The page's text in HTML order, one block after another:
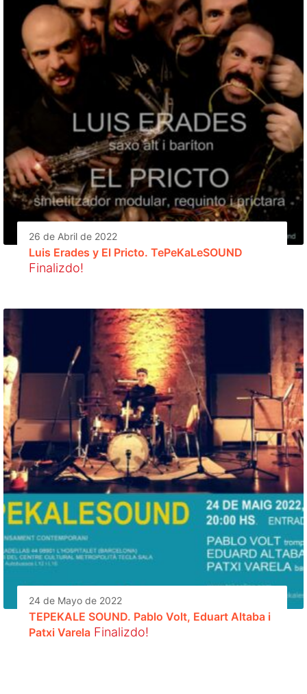
26 de Abril de 2022
Luis Erades y El Pricto. TePeKaLeSOUND
Finalizdo!
24 de Mayo de 2022
TEPEKALE SOUND. Pablo Volt, Eduart Altaba i
Patxi Varela Finalizdo!